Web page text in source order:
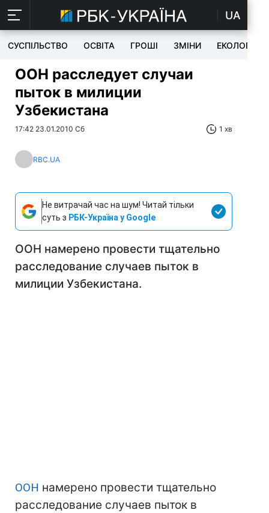
UA
СУСПІЛЬСТВО ОСВІТА ГРОШІ ЗМІНИ ЕКОЛОГІЯ
ООН расследует случаи
пыток в милиции
Узбекистана
17:42 23.01.2010 Сб 1 хв
RBC.UA
Не витрачай час на шум! Читай тільки
суть з РБК-Україна у Google
ООН намерено провести тщательно
расследование случаев пыток в
милиции Узбекистана.
ООН намерено провести тщательно
расследование случаев пыток в